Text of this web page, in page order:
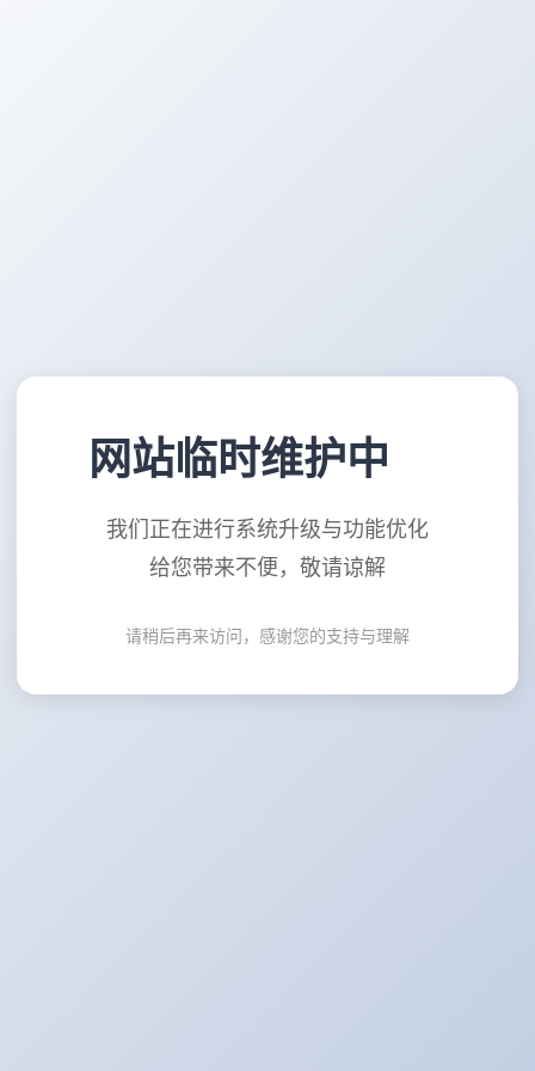
网站临时维护中
我们正在进行系统升级与功能优化
给您带来不便，敬请谅解
请稍后再来访问，感谢您的支持与理解